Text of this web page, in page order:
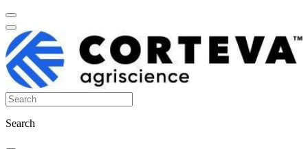
Search